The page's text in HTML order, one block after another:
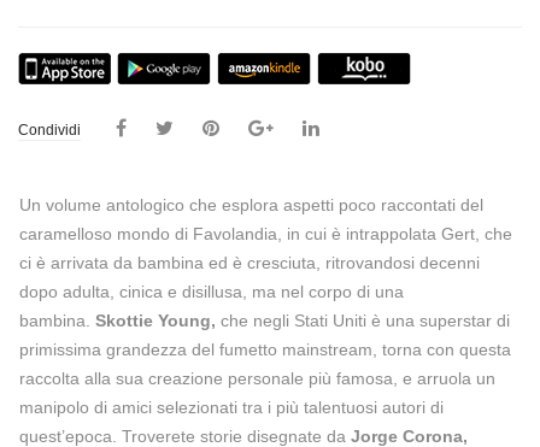
Condividi
Un volume antologico che esplora aspetti poco raccontati del
caramelloso mondo di Favolandia, in cui è intrappolata Gert, che
ci è arrivata da bambina ed è cresciuta, ritrovandosi decenni
dopo adulta, cinica e disillusa, ma nel corpo di una
bambina. Skottie Young, che negli Stati Uniti è una superstar di
primissima grandezza del fumetto mainstream, torna con questa
raccolta alla sua creazione personale più famosa, e arruola un
manipolo di amici selezionati tra i più talentuosi autori di
quest’epoca. Troverete storie disegnate da Jorge Corona,